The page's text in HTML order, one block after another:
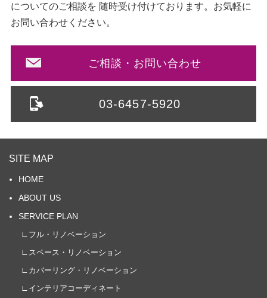
についてのご相談を 随時受け付けております。お気軽に
お問い合わせください。
ご相談・お問い合わせ
03-6457-5920
SITE MAP
HOME
ABOUT US
SERVICE PLAN
∟フル・リノベーション
∟スペース・リノベーション
∟カバーリング・リノベーション
∟インテリアコーディネート